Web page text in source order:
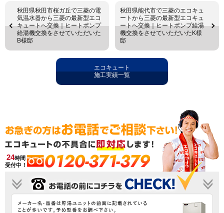
秋田県秋田市桜ガ丘で三菱の電
気温水器から三菱の最新型エコ
キュートへ交換｜ヒートポンプ
給湯機交換をさせていただいた
B様邸
秋田県能代市で三菱のエコキュ
ートから三菱の最新型エコキュ
ートへ交換｜ヒートポンプ給湯
機交換をさせていただいたK様
邸
エコキュート
施工実績一覧
24時間
受付中！
0120-371-379